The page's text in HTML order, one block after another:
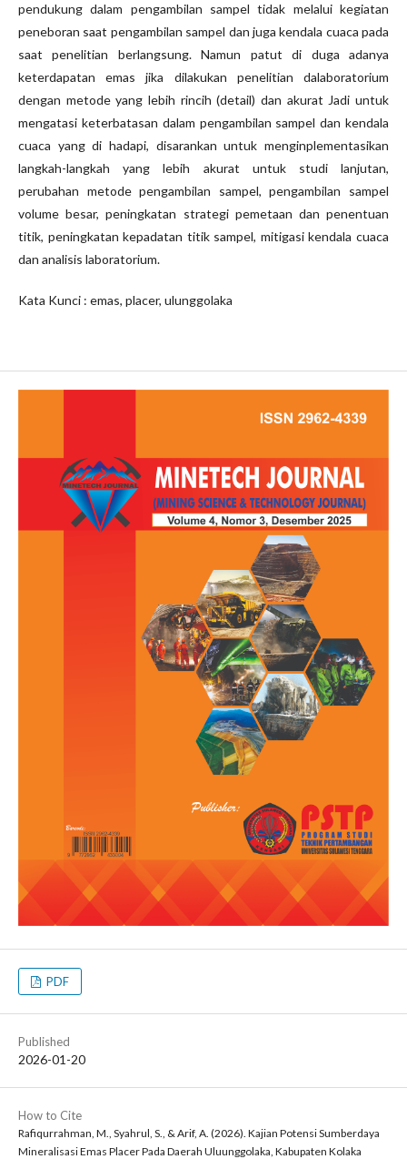
pendukung dalam pengambilan sampel tidak melalui kegiatan
peneboran saat pengambilan sampel dan juga kendala cuaca pada
saat penelitian berlangsung. Namun patut di duga adanya
keterdapatan emas jika dilakukan penelitian dalaboratorium
dengan metode yang lebih rincih (detail) dan akurat Jadi untuk
mengatasi keterbatasan dalam pengambilan sampel dan kendala
cuaca yang di hadapi, disarankan untuk menginplementasikan
langkah-langkah yang lebih akurat untuk studi lanjutan,
perubahan metode pengambilan sampel, pengambilan sampel
volume besar, peningkatan strategi pemetaan dan penentuan
titik, peningkatan kepadatan titik sampel, mitigasi kendala cuaca
dan analisis laboratorium.
Kata Kunci : emas, placer, ulunggolaka
PDF
Published
2026-01-20
How to Cite
Rafiqurrahman, M., Syahrul, S., & Arif, A. (2026). Kajian Potensi Sumberdaya
Mineralisasi Emas Placer Pada Daerah Uluunggolaka, Kabupaten Kolaka